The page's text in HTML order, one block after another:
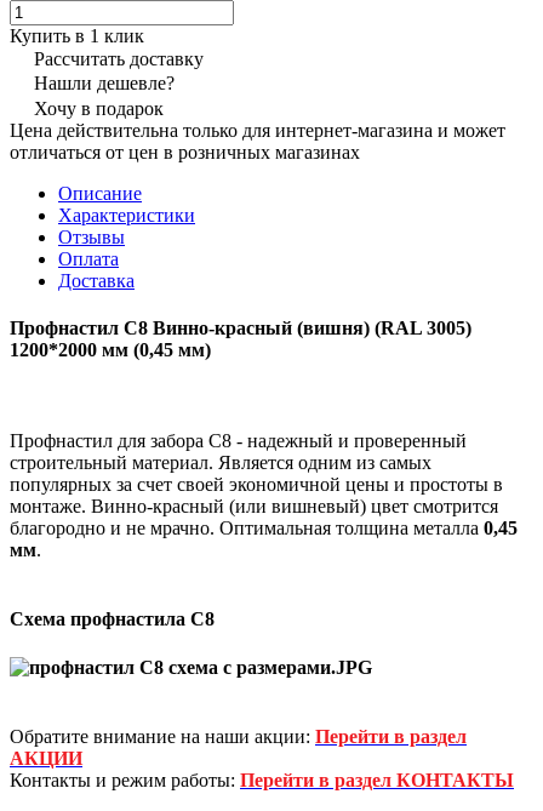
Купить в 1 клик
Рассчитать доставку
Нашли дешевле?
Хочу в подарок
Цена действительна только для интернет-магазина и может
отличаться от цен в розничных магазинах
Описание
Характеристики
Отзывы
Оплата
Доставка
Профнастил С8 Винно-красный (вишня) (RAL 3005)
1200*2000 мм (0,45 мм)
Профнастил для забора С8 - надежный и проверенный
строительный материал. Является одним из самых
популярных за счет своей экономичной цены и простоты в
монтаже. Винно-красный (или вишневый) цвет смотрится
благородно и не мрачно. Оптимальная толщина металла 0,45
мм.
Схема профнастила С8
Обратите внимание на наши акции: Перейти в раздел
АКЦИИ
Контакты и режим работы: Перейти в раздел КОНТАКТЫ